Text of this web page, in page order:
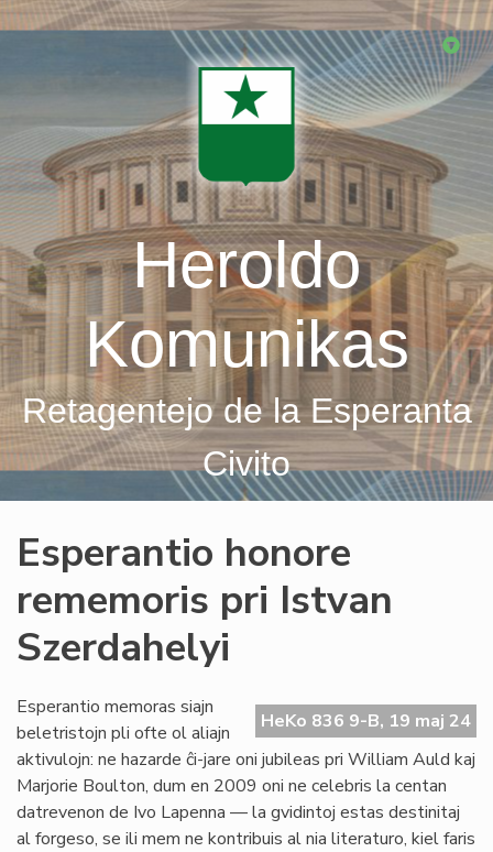
Skip
Heroldo
Komunikas
Retagentejo de la Esperanta
Civito
Esperantio honore
rememoris pri Istvan
Szerdahelyi
HeKo 836 9-B, 19 maj 24
Esperantio memoras siajn
beletristojn pli ofte ol aliajn
aktivulojn: ne hazarde ĉi-jare oni jubileas pri William Auld kaj
Marjorie Boulton, dum en 2009 oni ne celebris la centan
datrevenon de Ivo Lapenna — la gvidintoj estas destinitaj
al forgeso, se ili mem ne kontribuis al nia literaturo, kiel faris